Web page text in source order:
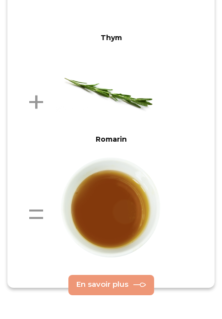
Thym
Romarin
En savoir plus